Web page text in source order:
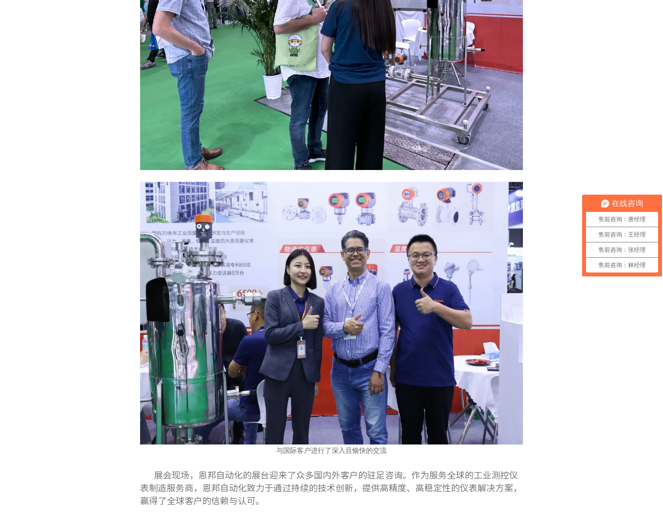
与国际客户进行了深入且愉快的交流
展会现场，恩邦自动化的展台迎来了众多国内外客户的驻足咨询。作为服务全球的工业测控仪
表制造服务商，恩邦自动化致力于通过持续的技术创新，提供高精度、高稳定性的仪表解决方案，
赢得了全球客户的信赖与认可。
在线咨询
售前咨询：唐经理
售前咨询：王经理
售前咨询：张经理
售前咨询：林经理